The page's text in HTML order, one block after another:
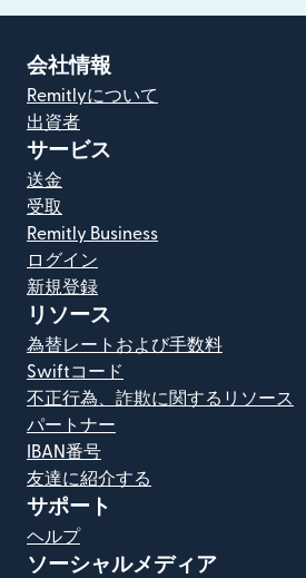
会社情報
Remitlyについて
出資者
サービス
送金
受取
Remitly Business
ログイン
新規登録
リソース
為替レートおよび手数料
Swiftコード
不正行為、詐欺に関するリソース
パートナー
IBAN番号
友達に紹介する
サポート
ヘルプ
ソーシャルメディア